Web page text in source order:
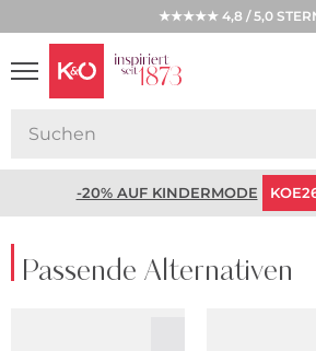
★★★★★ 4,8 / 5,0
-20% AUF KINDERMODE
Passende Alternativen